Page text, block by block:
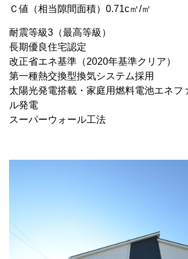
Ｃ値（相当隙間面積） 0.71c㎡/㎡
耐震等級3（最高等級）
長期優良住宅認定
改正省エネ基準（2020年基準クリア）
第一種熱交換型換気システム採用
太陽光発電搭載・家庭用燃料電池エネフ
ル発電
スーパーウォール工法